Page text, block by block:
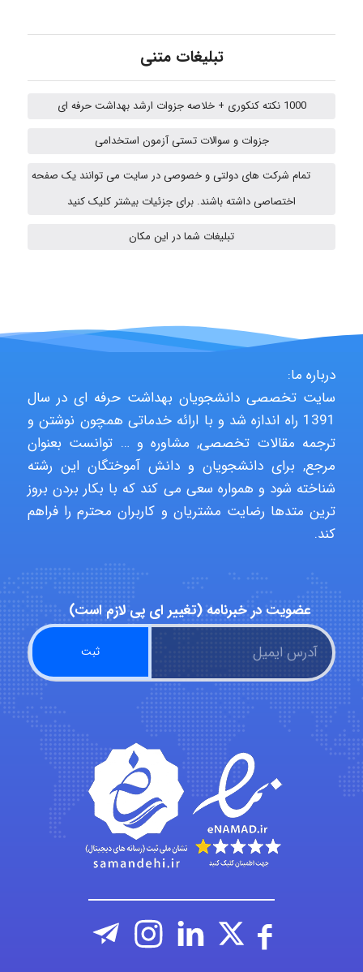
A.balandeh
Niloofar
USER124
malekf
abolfazlkoshehe
abolfazlkoshehe
A.balandeh
تبلیغات متنی
1000 نکته کنکوری + خلاصه جزوات ارشد بهداشت حرفه ای
جزوات و سوالات تستی آزمون استخدامی
تمام شرکت های دولتی و خصوصی در سایت می توانند یک صفحه
اختصاصی داشته باشند. برای جزئیات بیشتر کلیک کنید
تبلیغات شما در این مکان
درباره ما:
سایت تخصصی دانشجویان بهداشت حرفه ای در سال
1391 راه اندازه شد و با ارائه خدماتی همچون نوشتن و
ترجمه مقالات تخصصی, مشاوره و … توانست بعنوان
مرجع, برای دانشجویان و دانش آموختگان این رشته
شناخته شود و همواره سعی می کند که با بکار بردن بروز
ترین متدها رضایت مشتریان و کاربران محترم را فراهم
کند.
عضویت در خبرنامه (تغییر ای پی لازم است)